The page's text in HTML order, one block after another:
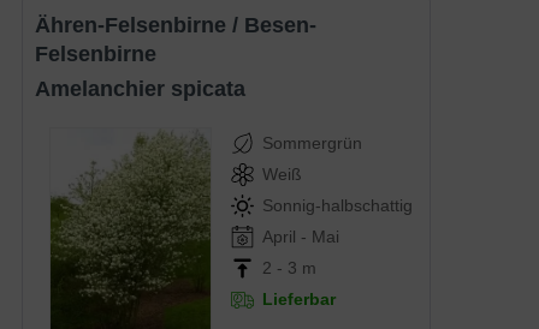
Ähren-Felsenbirne / Besen-
Felsenbirne
Amelanchier spicata
Sommergrün
Weiß
Sonnig-halbschattig
April - Mai
2 - 3 m
Lieferbar